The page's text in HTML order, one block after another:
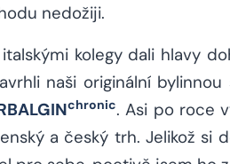
nedožiji.
kolegy dali hlavy
naši originální
chronic. Asi po roce
a český trh. Jelikož si